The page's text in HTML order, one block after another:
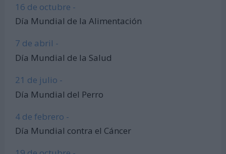
16 de octubre -
Día Mundial de la Alimentación
7 de abril -
Día Mundial de la Salud
21 de julio -
Día Mundial del Perro
4 de febrero -
Día Mundial contra el Cáncer